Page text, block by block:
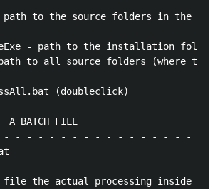
path to the source folders in the
- path to the installation folder
to all source folders (where this
(doubleclick)
A BATCH FILE
- - - - - - - - - - - - - - - - - -
the actual processing inside